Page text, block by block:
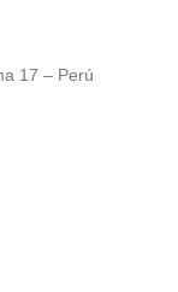
17 – Perú